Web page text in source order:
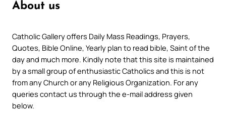
About us
Catholic Gallery offers Daily Mass Readings, Prayers,
Quotes, Bible Online, Yearly plan to read bible, Saint of the
day and much more. Kindly note that this site is maintained
by a small group of enthusiastic Catholics and this is not
from any Church or any Religious Organization. For any
queries contact us through the e-mail address given
below.